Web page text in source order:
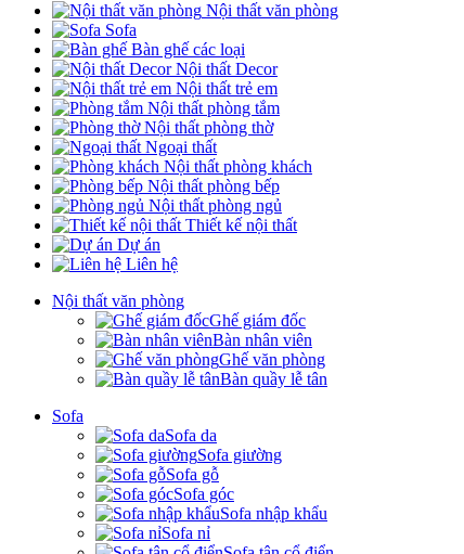
Nội thất văn phòng
Sofa
Bàn ghế các loại
Nội thất Decor
Nội thất trẻ em
Nội thất phòng tắm
Nội thất phòng thờ
Ngoại thất
Nội thất phòng khách
Nội thất phòng bếp
Nội thất phòng ngủ
Thiết kế nội thất
Dự án
Liên hệ
Nội thất văn phòng
Ghế giám đốc
Bàn nhân viên
Ghế văn phòng
Bàn quầy lễ tân
Sofa
Sofa da
Sofa giường
Sofa gỗ
Sofa góc
Sofa nhập khẩu
Sofa nỉ